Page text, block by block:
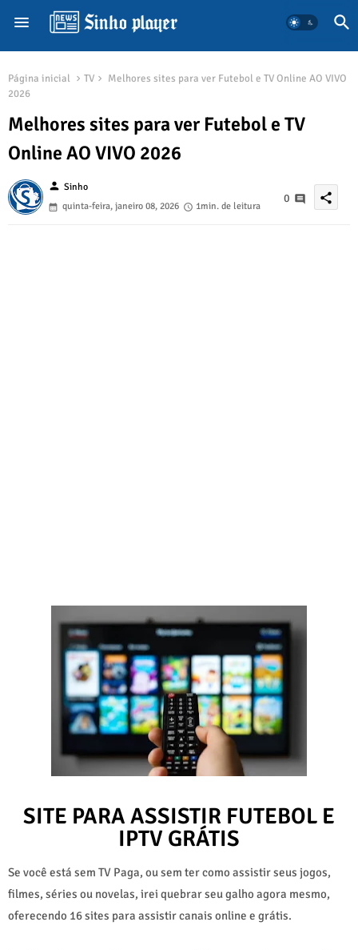
Página inicial TV
Melhores sites para ver Futebol e TV Online AO VIVO
2026
Melhores sites para ver Futebol e TV
Online AO VIVO 2026
person Sinho
quinta-feira, janeiro 08, 2026
1min. de leitura
0 share
SITE PARA ASSISTIR FUTEBOL E
IPTV GRÁTIS
Se você está sem TV Paga, ou sem ter como assistir seus jogos,
filmes, séries ou novelas, irei quebrar seu galho agora mesmo,
oferecendo 16 sites para assistir canais online e grátis.